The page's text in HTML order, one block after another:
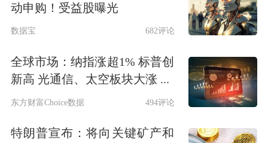
一、芜湖市住房公积金缴存人家庭申请
单人缴存住房公积金的，最高可贷款额
度调整为50万元，夫妻双方均缴存住房
公积金的，最高可贷款额度调整为70万
动申购！受益股曝光
数据宝 682评论
全球市场：纳指涨超1% 标普创
新高 光通信、太空板块大涨 ...
东方财富Choice数据 494评论
特朗普宣布：将向关键矿产和